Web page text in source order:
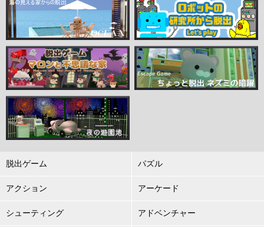
脱出ゲーム パズル
アクション アーケード
シューティング アドベンチャー